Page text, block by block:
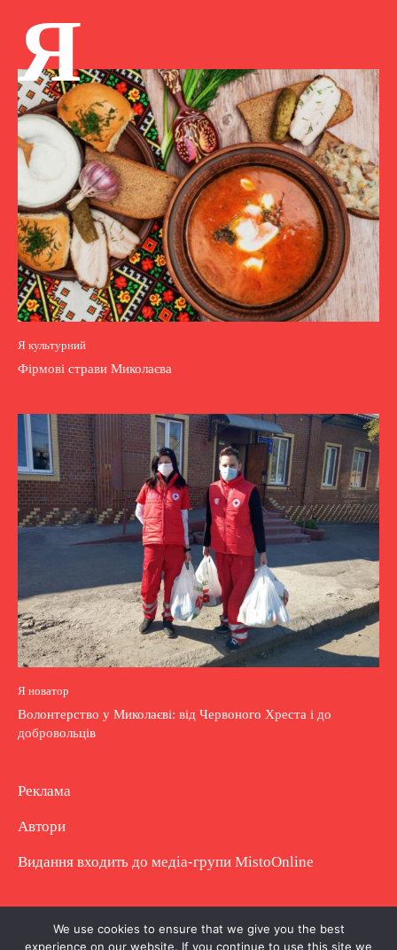
Я
Я культурний
Фірмові страви Миколаєва
Я новатор
Волонтерство у Миколаєві: від Червоного Хреста і до
добровольців
Реклама
Автори
Видання входить до медіа-групи MistoOnline
Copyright © Повне використання матеріалу
We use cookies to ensure that we give you the best
experience on our website. If you continue to use this site we